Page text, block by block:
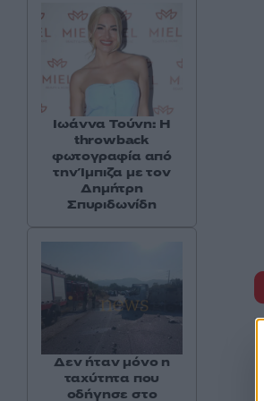
Ιωάννα Τούνη: Η
throwback
φωτογραφία από
την Ίμπιζα με τον
Δημήτρη
Σπυριδωνίδη
Δεν ήταν μόνο η
ταχύτητα που
οδήγησε στο